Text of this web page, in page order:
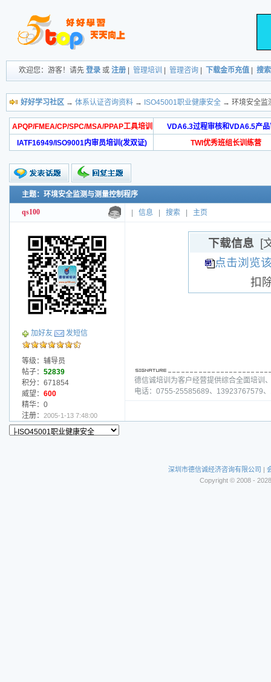
欢迎您：游客！请先 登录 或 注册 管理培训 管理咨询 下载金币充值 搜索
好好学习社区 → 体系认证咨询资料 → ISO45001职业健康安全 → 环境安全监
APQP/FMEA/CP/SPC/MSA/PPAP工具培训
VDA6.3过程审核和VDA6.5产品
IATF16949/ISO9001内审员培训(发双证)
TWI优秀班组长训练营
主题：环境安全监测与测量控制程序
qs100 信息 搜索 主页
加好友 发短信
等级：辅导员
帖子： 52839
积分：671854
威望： 600
精华：0
注册： 2005-1-13 7:48:00
下载信息 [
点击浏览
扣
德信诚培训为客户经营提供综合全面培训
电话：0755-25585689、13923767579
深圳市德信诚经济咨询有限公司 |
Copyright © 2008 -